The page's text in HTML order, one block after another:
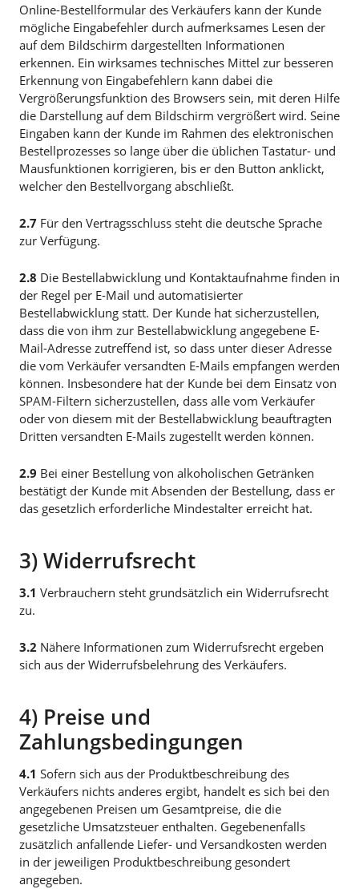
Online-Bestellformular des Verkäufers kann der Kunde
mögliche Eingabefehler durch aufmerksames Lesen der
auf dem Bildschirm dargestellten Informationen
erkennen. Ein wirksames technisches Mittel zur besseren
Erkennung von Eingabefehlern kann dabei die
Vergrößerungsfunktion des Browsers sein, mit deren Hilfe
die Darstellung auf dem Bildschirm vergrößert wird. Seine
Eingaben kann der Kunde im Rahmen des elektronischen
Bestellprozesses so lange über die üblichen Tastatur- und
Mausfunktionen korrigieren, bis er den Button anklickt,
welcher den Bestellvorgang abschließt.
2.7 Für den Vertragsschluss steht die deutsche Sprache
zur Verfügung.
2.8 Die Bestellabwicklung und Kontaktaufnahme finden in
der Regel per E-Mail und automatisierter
Bestellabwicklung statt. Der Kunde hat sicherzustellen,
dass die von ihm zur Bestellabwicklung angegebene E-
Mail-Adresse zutreffend ist, so dass unter dieser Adresse
die vom Verkäufer versandten E-Mails empfangen werden
können. Insbesondere hat der Kunde bei dem Einsatz von
SPAM-Filtern sicherzustellen, dass alle vom Verkäufer
oder von diesem mit der Bestellabwicklung beauftragten
Dritten versandten E-Mails zugestellt werden können.
2.9 Bei einer Bestellung von alkoholischen Getränken
bestätigt der Kunde mit Absenden der Bestellung, dass er
das gesetzlich erforderliche Mindestalter erreicht hat.
3) Widerrufsrecht
3.1 Verbrauchern steht grundsätzlich ein Widerrufsrecht
zu.
3.2 Nähere Informationen zum Widerrufsrecht ergeben
sich aus der Widerrufsbelehrung des Verkäufers.
4) Preise und
Zahlungsbedingungen
4.1 Sofern sich aus der Produktbeschreibung des
Verkäufers nichts anderes ergibt, handelt es sich bei den
angegebenen Preisen um Gesamtpreise, die die
gesetzliche Umsatzsteuer enthalten. Gegebenenfalls
zusätzlich anfallende Liefer- und Versandkosten werden
in der jeweiligen Produktbeschreibung gesondert
angegeben.